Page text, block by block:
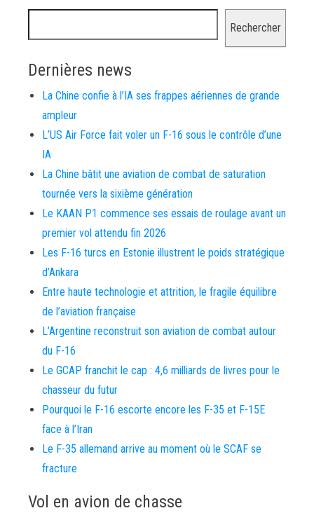
Rechercher
Dernières news
La Chine confie à l’IA ses frappes aériennes de grande
ampleur
L’US Air Force fait voler un F-16 sous le contrôle d’une
IA
La Chine bâtit une aviation de combat de saturation
tournée vers la sixième génération
Le KAAN P1 commence ses essais de roulage avant un
premier vol attendu fin 2026
Les F-16 turcs en Estonie illustrent le poids stratégique
d’Ankara
Entre haute technologie et attrition, le fragile équilibre
de l’aviation française
L’Argentine reconstruit son aviation de combat autour
du F-16
Le GCAP franchit le cap : 4,6 milliards de livres pour le
chasseur du futur
Pourquoi le F-16 escorte encore les F-35 et F-15E
face à l’Iran
Le F-35 allemand arrive au moment où le SCAF se
fracture
Vol en avion de chasse